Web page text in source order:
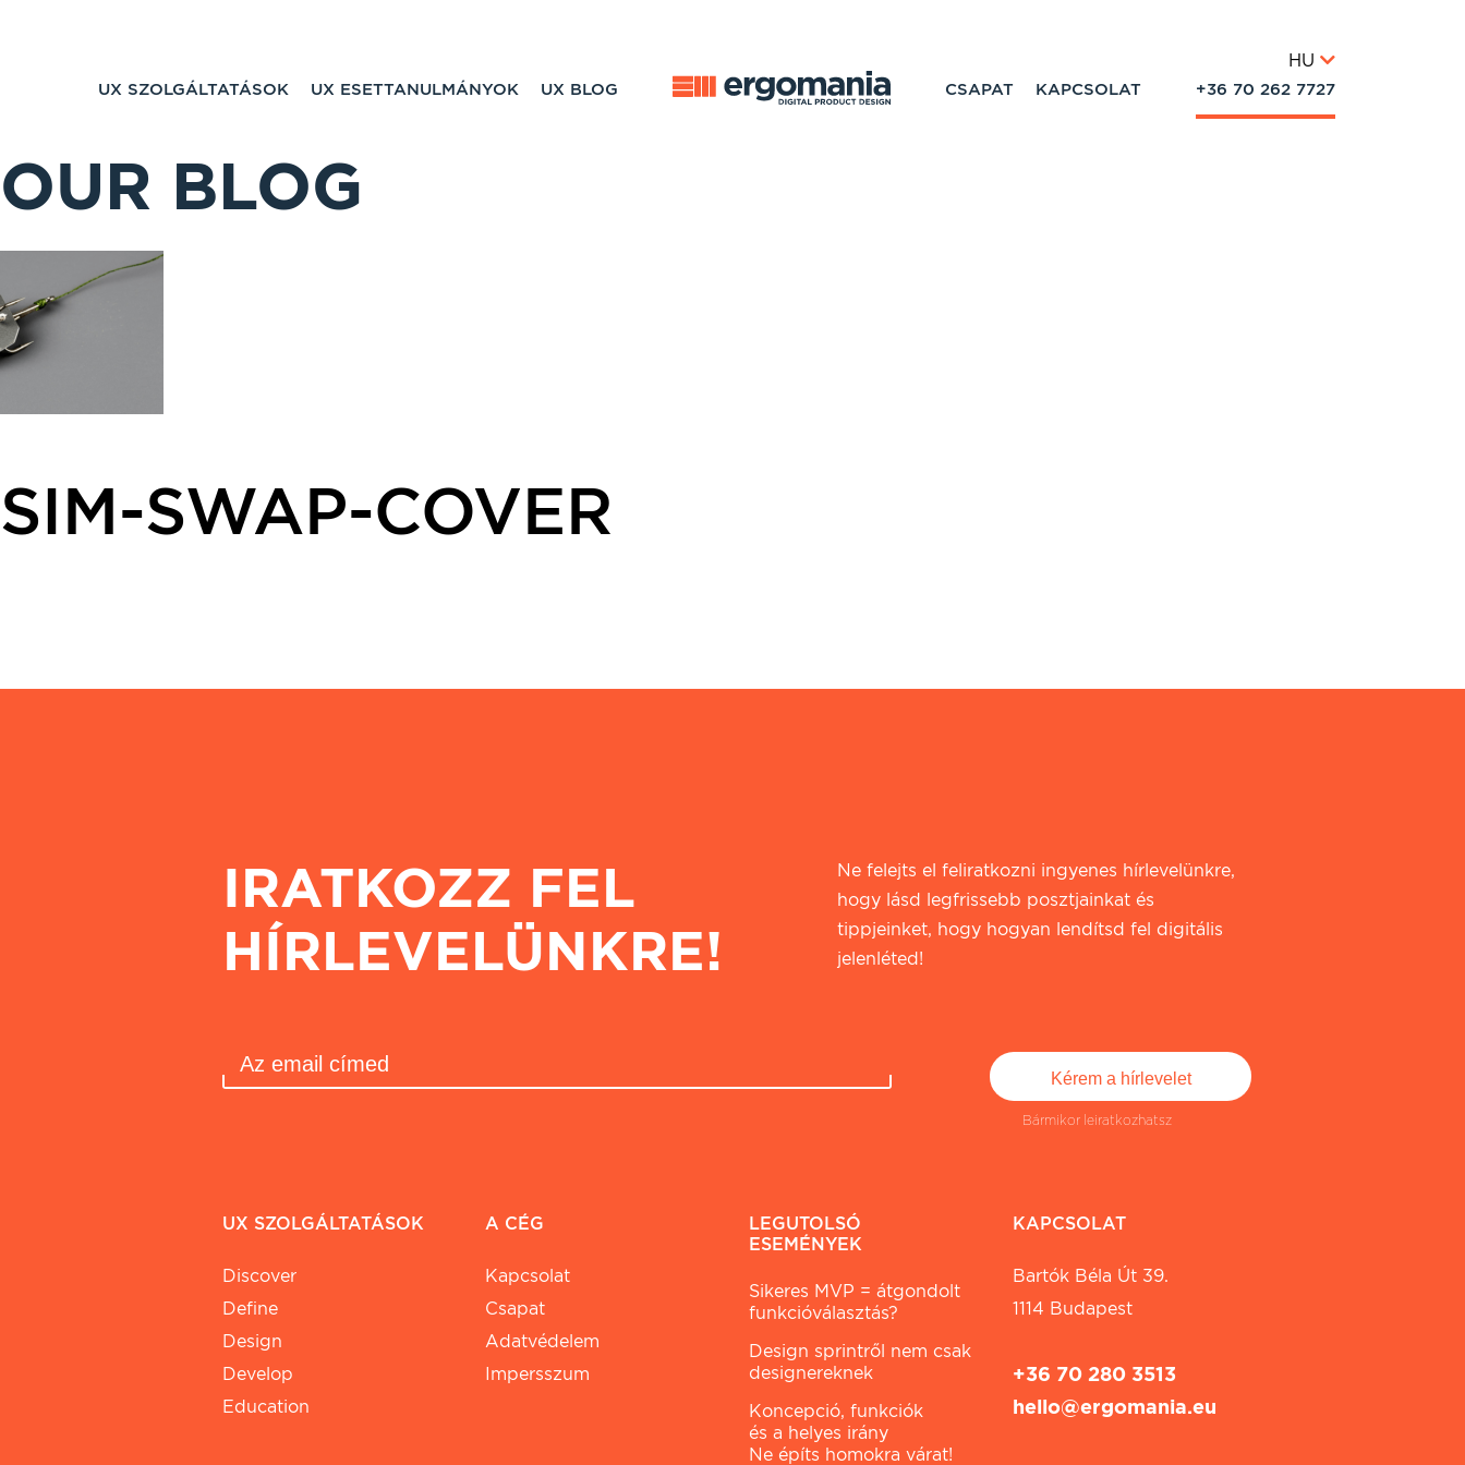
UX SZOLGÁLTATÁSOK UX ESETTANULMÁNYOK UX BLOG
HU
CSAPAT KAPCSOLAT +36 70 262 7727
OUR BLOG
SIM-SWAP-COVER
IRATKOZZ FEL
HÍRLEVELÜNKRE!
Ne felejts el feliratkozni ingyenes hírlevelünkre,
hogy lásd legfrissebb posztjainkat és
tippjeinket, hogy hogyan lendítsd fel digitális
jelenléted!
Bármikor leiratkozhatsz
UX SZOLGÁLTATÁSOK
Discover
Define
Design
Develop
Education
A CÉG
Kapcsolat
Csapat
Adatvédelem
Impersszum
LEGUTOLSÓ
ESEMÉNYEK
Sikeres MVP = átgondolt
funkcióválasztás?
Design sprintről nem csak
designereknek
Koncepció, funkciók
és a helyes irány
Ne építs homokra várat!
KAPCSOLAT
Bartók Béla Út 39.
1114 Budapest
+36 70 280 3513
hello@ergomania.eu